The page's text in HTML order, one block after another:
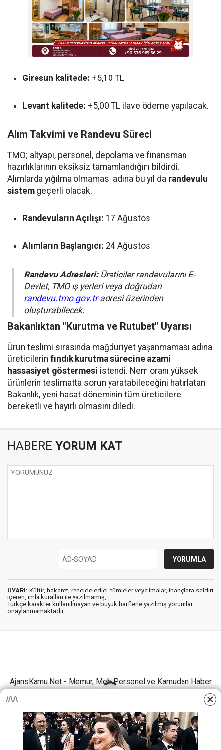
Giresun kalitede: +5,10 TL
Levant kalitede: +5,00 TL ilave ödeme yapılacak.
Alım Takvimi ve Randevu Süreci
TMO; altyapı, personel, depolama ve finansman
hazırlıklarının eksiksiz tamamlandığını bildirdi.
Alımlarda yığılma olmaması adına bu yıl da randevulu
sistem geçerli olacak.
Randevuların Açılışı: 17 Ağustos
Alımların Başlangıcı: 24 Ağustos
Randevu Adresleri:Üreticiler randevularını E-
Devlet, TMO iş yerleri veya doğrudan
randevu.tmo.gov.tradresi üzerinden
oluşturabilecek.
Bakanlıktan "Kurutma ve Rutubet" Uyarısı
Ürün teslimi sırasında mağduriyet yaşanmaması adına
üreticilerin fındık kurutma sürecine azami
hassasiyet göstermesi istendi. Nem oranı yüksek
ürünlerin teslimatta sorun yaratabileceğini hatırlatan
Bakanlık, yeni hasat döneminin tüm üreticilere
bereketli ve hayırlı olmasını diledi.
HABERE YORUM KAT
UYARI: Küfür, hakaret, rencide edici cümleler veya imalar, inançlara saldırı
içeren, imla kuralları ile yazılmamış,
Türkçe karakter kullanılmayan ve büyük harflerle yazılmış yorumlar
onaylanmamaktadır.
AjansKamu.Net - Memur, Meb Personel ve Kamudan Haber
Anasayfa Künye İletişim
Gizlilik İlkeleri
Sitene Ekle
MEB Personel – Öğretmen Haberleri